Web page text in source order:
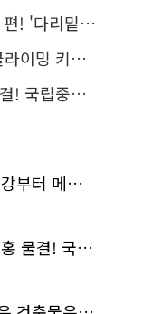
화관' 무료 상영
어린이 체력장
배롱나무 명소
주황색 리본 따라 한강부터 메타세쿼이아 숲길까지…서울둘레길 15코스
폭염 속 피어난 진분홍 물결! 국립중앙박물관 배롱나무 명소